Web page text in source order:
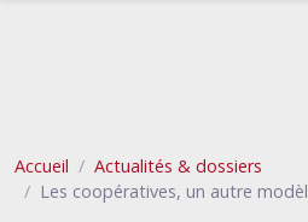
Accueil
Actualités & dossiers
Les coopératives, un autre